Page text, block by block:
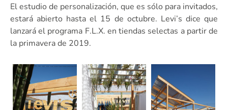
El estudio de personalización, que es sólo para invitados,
estará abierto hasta el 15 de octubre. Levi’s dice que
lanzará el programa F.L.X. en tiendas selectas a partir de
la primavera de 2019.